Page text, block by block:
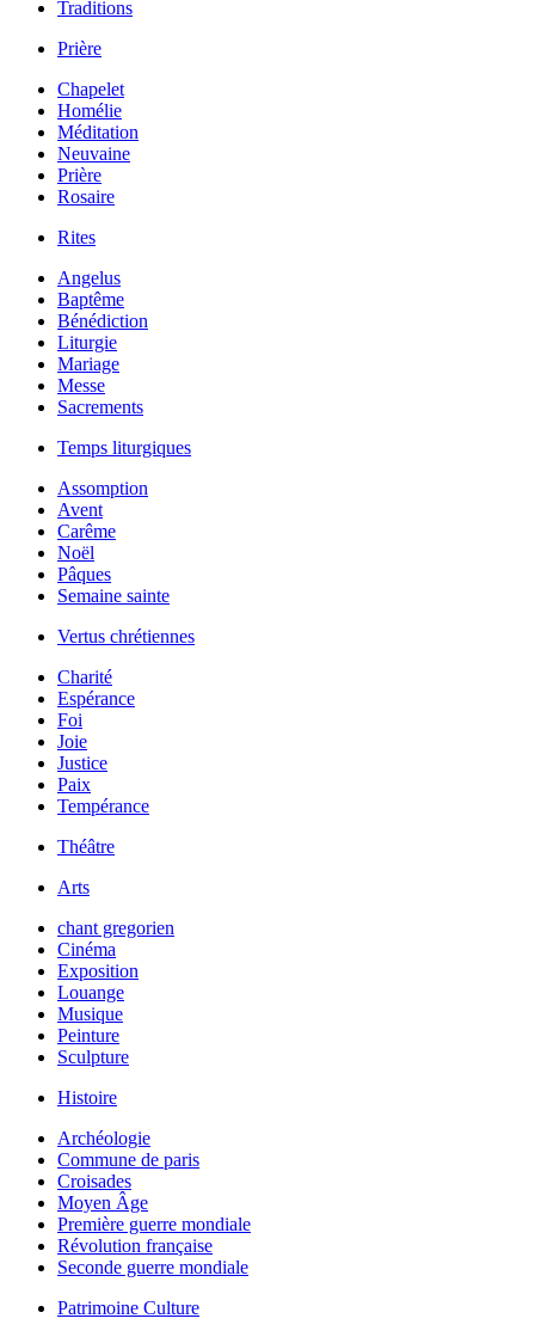
Traditions
Prière
Chapelet
Homélie
Méditation
Neuvaine
Prière
Rosaire
Rites
Angelus
Baptême
Bénédiction
Liturgie
Mariage
Messe
Sacrements
Temps liturgiques
Assomption
Avent
Carême
Noël
Pâques
Semaine sainte
Vertus chrétiennes
Charité
Espérance
Foi
Joie
Justice
Paix
Tempérance
Théâtre
Arts
chant gregorien
Cinéma
Exposition
Louange
Musique
Peinture
Sculpture
Histoire
Archéologie
Commune de paris
Croisades
Moyen Âge
Première guerre mondiale
Révolution française
Seconde guerre mondiale
Patrimoine Culture